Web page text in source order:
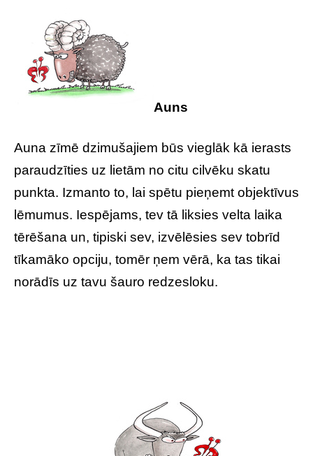
Auns
Auna zīmē dzimušajiem būs vieglāk kā ierasts
paraudzīties uz lietām no citu cilvēku skatu
punkta. Izmanto to, lai spētu pieņemt objektīvus
lēmumus. Iespējams, tev tā liksies velta laika
tērēšana un, tipiski sev, izvēlēsies sev tobrīd
tīkamāko opciju, tomēr ņem vērā, ka tas tikai
norādīs uz tavu šauro redzesloku.